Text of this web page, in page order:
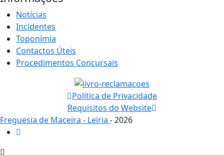
Notícias
Incidentes
Toponímia
Contactos Úteis
Procedimentos Concursais
Política de Privacidade
Requisitos do Website
Freguesia de Maceira - Leiria - 2026